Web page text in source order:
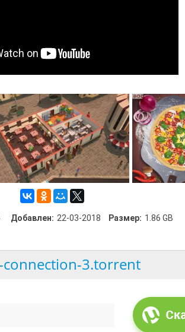
Добавлен: 22-03-2018 Размер: 1.86 GB
connection-3.torrent